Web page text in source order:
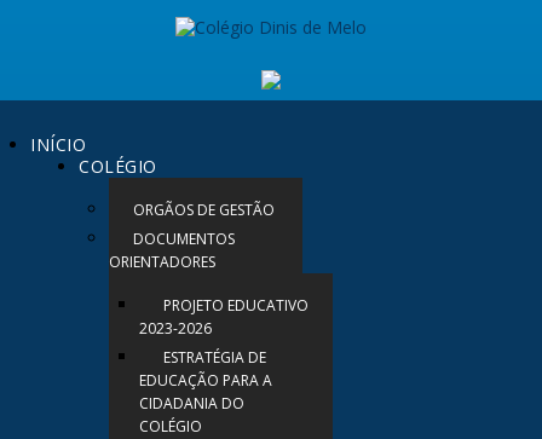
INÍCIO
COLÉGIO
ORGÃOS DE GESTÃO
DOCUMENTOS
ORIENTADORES
PROJETO EDUCATIVO
2023-2026
ESTRATÉGIA DE
EDUCAÇÃO PARA A
CIDADANIA DO
COLÉGIO